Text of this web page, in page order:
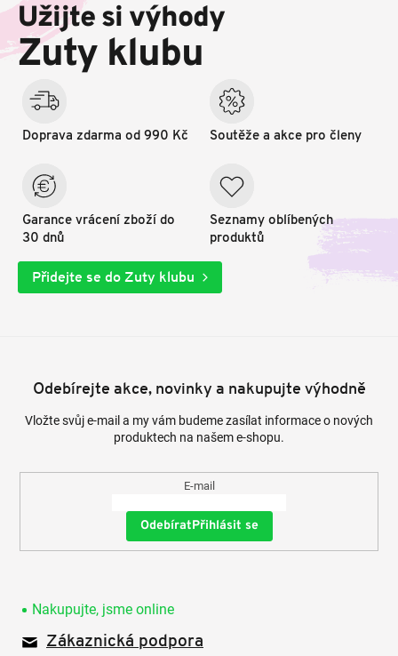
a
í
Užijte si výhody
Zuty klubu
Doprava zdarma od 990 Kč
Garance vrácení zboží do
30 dnů
Soutěže a akce pro členy
Seznamy oblíbených
produktů
Přidejte se do Zuty klubu
Odebírejte akce, novinky a nakupujte výhodně
Vložte svůj e-mail a my vám budeme zasílat informace o nových
produktech na našem e-shopu.
E-mail
Přihlásit se
Nakupujte, jsme online
Zákaznická podpora